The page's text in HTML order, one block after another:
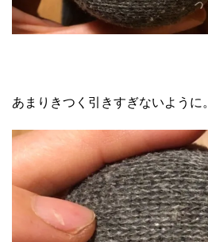
あまりきつく引きすぎないように。